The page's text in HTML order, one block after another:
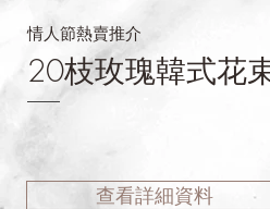
情人節熱賣推介
20枝玫瑰韓式花
查看詳細資料